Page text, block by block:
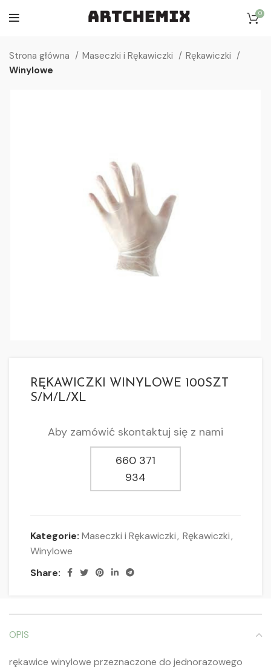
0
Strona główna Maseczki i Rękawiczki
Rękawiczki
Winylowe
RĘKAWICZKI WINYLOWE 100SZT
S/M/L/XL
Aby zamówić skontaktuj się z nami
660 371
934
Kategorie: Maseczki i Rękawiczki, Rękawiczki,
Winylowe
Share:
OPIS
rękawice winylowe przeznaczone do jednorazowego